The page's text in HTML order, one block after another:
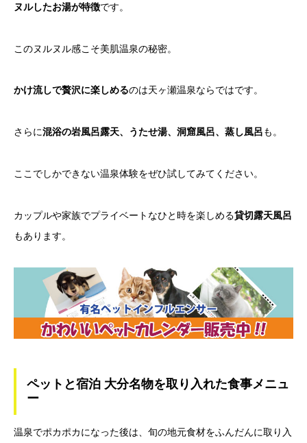
ヌルしたお湯が特徴です。
このヌルヌル感こそ美肌温泉の秘密。
かけ流しで贅沢に楽しめるのは天ヶ瀬温泉ならではです。
さらに混浴の岩風呂露天、うたせ湯、洞窟風呂、蒸し風呂も。
ここでしかできない温泉体験をぜひ試してみてください。
カップルや家族でプライベートなひと時を楽しめる貸切露天風呂
もあります。
ペットと宿泊 大分名物を取り入れた食事メニュ
ー
温泉でポカポカになった後は、旬の地元食材をふんだんに取り入